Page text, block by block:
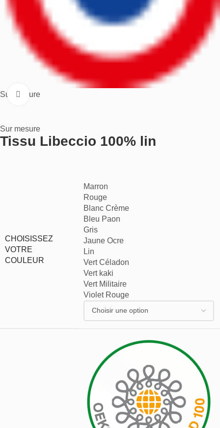
Sur mesureCliquez pour aggrandir
Sur mesure
Tissu Libeccio 100% lin
CHOISISSEZ
VOTRE
COULEUR
Marron
Rouge
Blanc Crème
Bleu Paon
Gris
Jaune Ocre
Lin
Vert Céladon
Vert kaki
Vert Militaire
Violet Rouge